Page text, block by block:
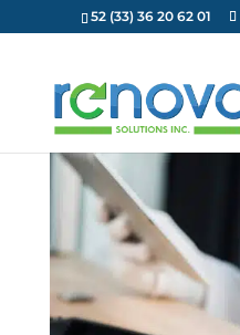
52 (33) 36 20 62 01